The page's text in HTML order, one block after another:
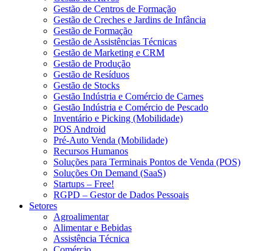
Gestão de Centros de Formação
Gestão de Creches e Jardins de Infância
Gestão de Formação
Gestão de Assistências Técnicas
Gestão de Marketing e CRM
Gestão de Produção
Gestão de Resíduos
Gestão de Stocks
Gestão Indústria e Comércio de Carnes
Gestão Indústria e Comércio de Pescado
Inventário e Picking (Mobilidade)
POS Android
Pré-Auto Venda (Mobilidade)
Recursos Humanos
Soluções para Terminais Pontos de Venda (POS)
Soluções On Demand (SaaS)
Startups – Free!
RGPD – Gestor de Dados Pessoais
Setores
Agroalimentar
Alimentar e Bebidas
Assistência Técnica